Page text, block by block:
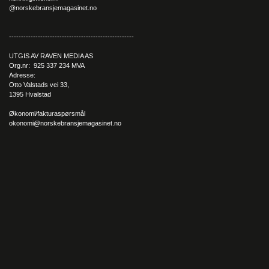
bil, understreker Ivar med et smil.
@norskebransjemagasinet.no
----------------------------------------------------
UTGIS AV RAVEN MEDIA AS
Org.nr: 925 337 234 MVA
Adresse:
Otto Valstads vei 33,
1395 Hvalstad
Økonomi/fakturaspørsmål
okonomi@norskebransjemagasinet.no